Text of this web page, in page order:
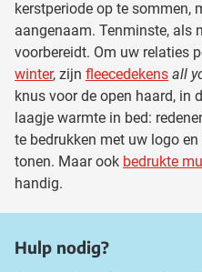
kerstperiode op te sommen,
aangenaam. Tenminste, als
voorbereidt. Om uw relaties
winter, zijn fleecedekens all
knus voor de open haard, in
laagje warmte in bed:
te bedrukken met uw logo
tonen. Maar ook bedrukte
handig.
Hulp nodig?